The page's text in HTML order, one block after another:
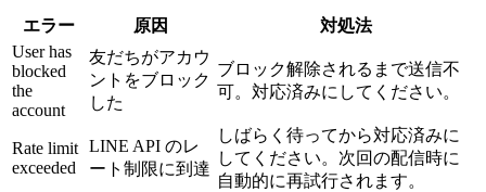
エラー 原因
対処法
User has
blocked
the
account
友だちがアカウ
ントをブロック
した
ブロック解除されるまで送信不
可。対応済みにしてください。
Rate limit
exceeded
LINE API のレ
ート制限に到達
しばらく待ってから対応済みに
してください。次回の配信時に
自動的に再試行されます。